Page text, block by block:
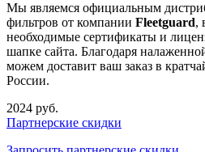
Мы являемся официальным
фильтров от компании Fleetguard,
необходимые сертификаты и
шапке сайта. Благодаря
можем доставит ваш заказ в
России.
2024 руб.
Партнерские скидки